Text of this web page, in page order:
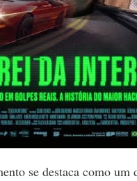
se destaca como um